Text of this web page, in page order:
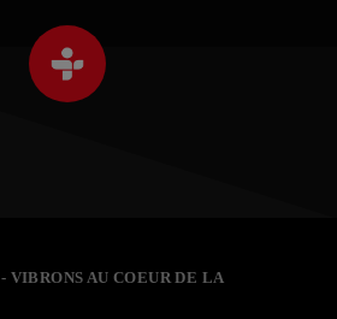
- VIBRONS AU COEUR DE LA